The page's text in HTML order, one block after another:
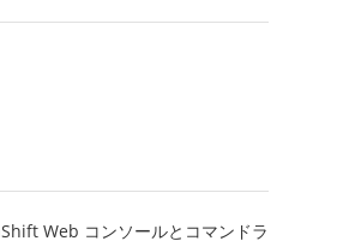
Web コンソールとコマンドラ